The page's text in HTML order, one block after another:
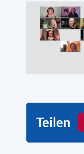
Teilen